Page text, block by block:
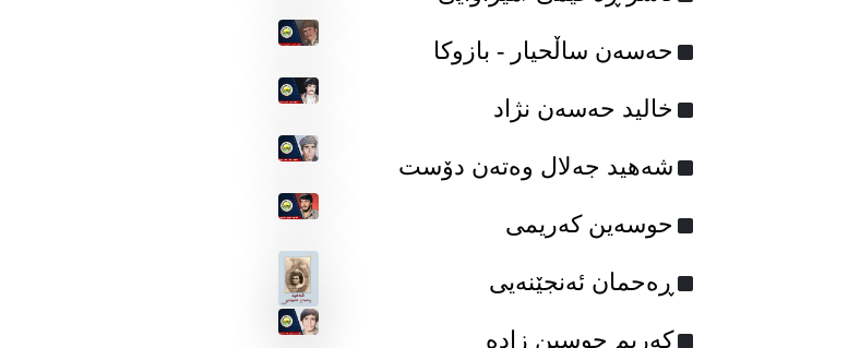
حه‌سه‌ن ساڵحیار - بازوکا
خالید حەسەن نژاد
شه‌هید جه‌لال وه‌ته‌ن دۆست
حوسەین کەریمی
ڕه‌حمان ئه‌نجێنه‌یی
که‌ریم حوسین زاده‌